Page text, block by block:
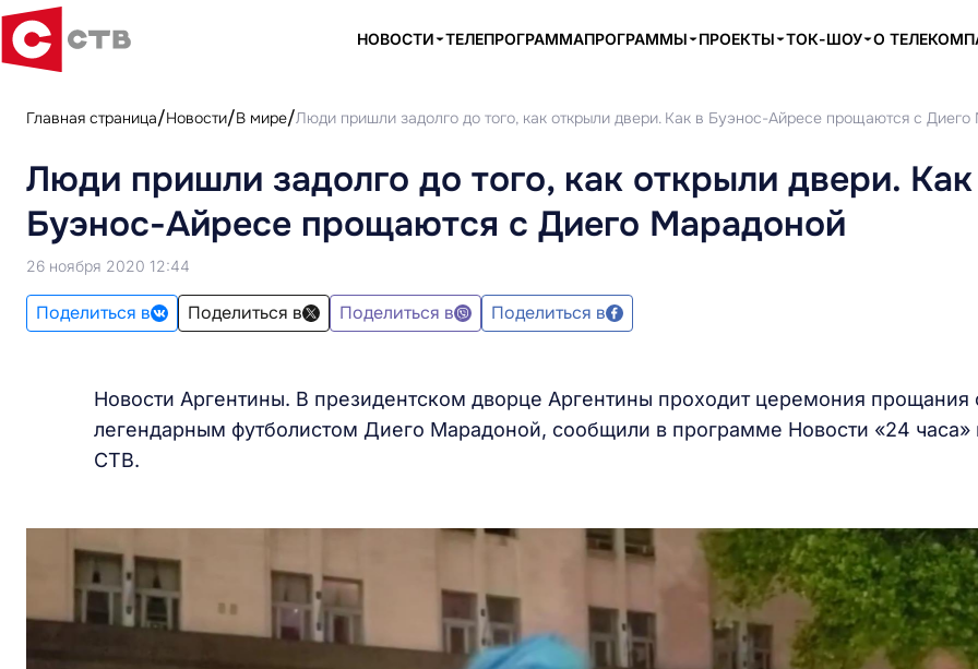
НОВОСТИ ТЕЛЕПРОГРАММАПРОГРАММЫ ПРОЕКТЫ ТОК-ШОУ О
Главная страница Новости В мире Люди пришли задолго до того, как открыли двери. Как в Буэнос-Айресе прощаются с
Люди пришли задолго до того, как открыли двери.
Буэнос-Айресе прощаются с Диего Марадоной
26 ноября 2020 12:44
Поделиться в Поделиться в Поделиться в Поделиться в
Новости Аргентины. В президентском дворце Аргентины проходит церемония прощания
легендарным футболистом Диего Марадоной, сообщили в программе Новости «24 часа»
СТВ.